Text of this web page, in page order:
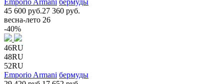
45 600 руб.27 360 руб.
весна-лето 26
-40%
46RU
48RU
52RU
Emporio Armani бермуды